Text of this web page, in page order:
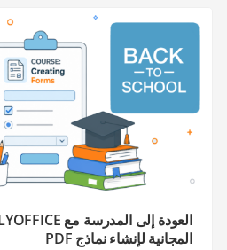
المجانية لإنشاء نماذج PDF